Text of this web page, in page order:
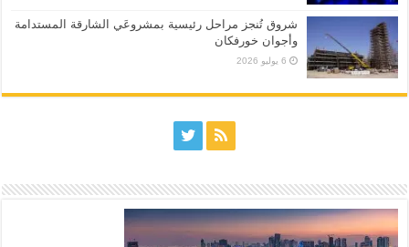
شروق تُنجز مراحل رئيسية بمشروعَي الشارقة المستدامة
وأجوان خورفكان
6 يوليو 2026